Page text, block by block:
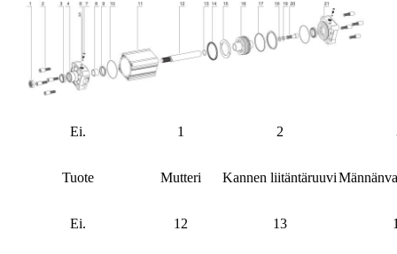
Ei. 1 2
Tuote Mutteri Kannen liitäntäruuvi
Ei. 12 13